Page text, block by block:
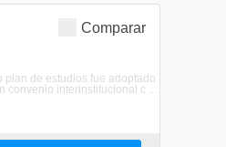
Comparar
de estudios fue adoptado
convenio interinstitucional c ...